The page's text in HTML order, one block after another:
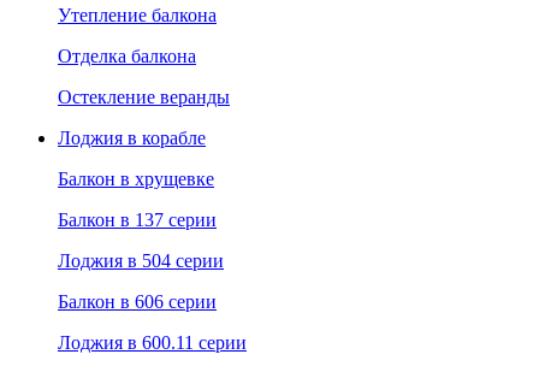
Утепление балкона
Отделка балкона
Остекление веранды
Лоджия в корабле
Балкон в хрущевке
Балкон в 137 серии
Лоджия в 504 серии
Балкон в 606 серии
Лоджия в 600.11 серии